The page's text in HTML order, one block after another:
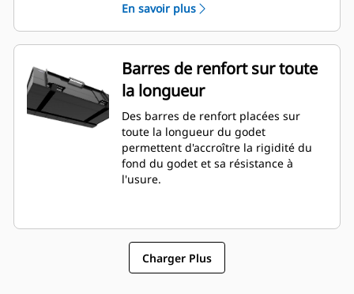
En savoir plus
Barres de renfort sur toute
la longueur
Des barres de renfort placées sur
toute la longueur du godet
permettent d'accroître la rigidité du
fond du godet et sa résistance à
l'usure.
Charger Plus